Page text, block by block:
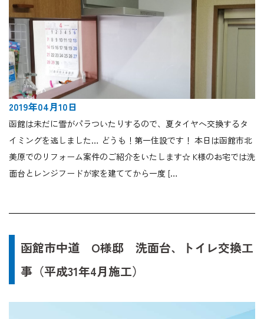
2019年04月10日
函館は未だに雪がパラついたりするので、夏タイヤへ交換するタ
イミングを逃しました… どうも！第一住設です！ 本日は函館市北
美原でのリフォーム案件のご紹介をいたします☆ K様のお宅では洗
面台とレンジフードが家を建ててから一度 […
函館市中道 O様邸 洗面台、トイレ交換工
事（平成31年4月施工）